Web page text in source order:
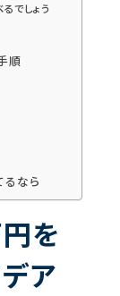
でしょう
順
なら
を
ア